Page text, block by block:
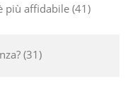
più affidabile 41
31